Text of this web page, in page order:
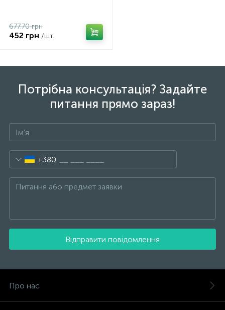
677.70 грн
452 грн /шт.
Потрібна консультація? Задайте
питання прямо зараз!
+380
Відправити повідомлення
Про нас